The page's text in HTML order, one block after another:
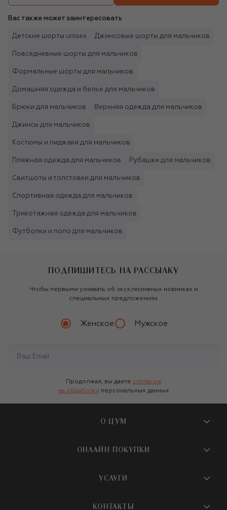
Вас также может заинтересовать
Детские шорты unisex Джинсовые шорты для мальчиков
Повседневные шорты для мальчиков
Формальные шорты для мальчиков
Домашняя одежда и белье для мальчиков
Брюки для мальчиков Верхняя одежда для мальчиков
Джинсы для мальчиков
Костюмы и пиджаки для мальчиков
Пляжная одежда для мальчиков Рубашки для мальчиков
Свитшоты и толстовки для мальчиков
Спортивная одежда для мальчиков
Трикотажная одежда для мальчиков
Футболки и поло для мальчиков
ПОДПИШИТЕСЬ НА РАССЫЛКУ
Чтобы первыми узнавать об эксклюзивных новинках и
специальных предложениях
Женское Мужское
Продолжая, вы даете согласие
на обработку персональных данных
О ЦУМ
О магазине
Бутики и ПВЗ ЦУМ
ОНЛАЙН ПОКУПКИ
Доставка
УСЛУГИ
КОНТАКТЫ